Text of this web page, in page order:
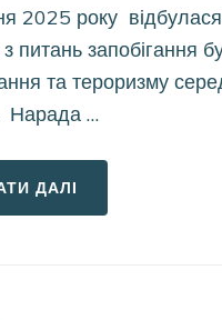
2025 року
питань запобігання
та тероризму
Нарада …
ДАЛІ